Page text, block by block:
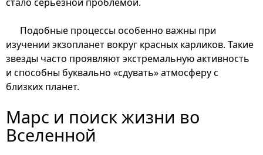
Подобные процессы особенно важны при
изучении экзопланет вокруг красных карликов. Такие
звезды часто проявляют экстремальную активность
и способны буквально «сдувать» атмосферу с
близких планет.
Марс и поиск жизни во
Вселенной